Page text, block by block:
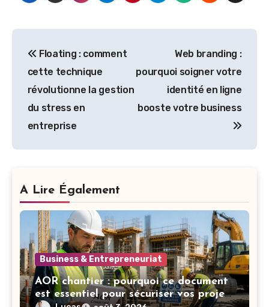
de
l’article
Floating : comment
cette technique
révolutionne la gestion
du stress en
entreprise
Web branding :
pourquoi soigner votre
identité en ligne
booste votre business
A Lire Également
Business & Entrepreneuriat
AOR chantier : pourquoi ce document
est essentiel pour sécuriser vos projets